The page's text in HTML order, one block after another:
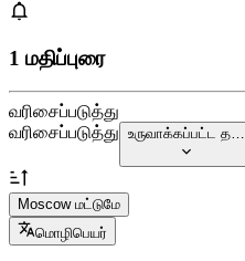
1 மதிப்புரை
வரிசைப்படுத்து
வரிசைப்படுத்து உருவாக்கப்பட்ட த…
Moscow மட்டுமே
மொழிபெயர்